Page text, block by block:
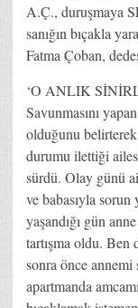
A.Ç., duruşmaya
sanığın bıçakla
Fatma Çoban,
‘O ANLIK
Savunmasını
olduğunu
durumu ilettiği
sürdü. Olay günü
ve babasıyla sorun
yaşandığı gün
tartışma oldu. Ben
sonra önce annemi
apartmanda